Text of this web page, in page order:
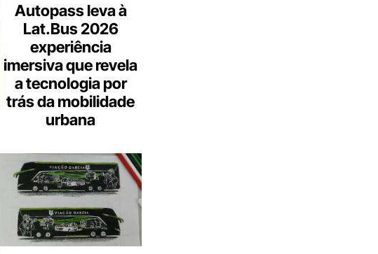
Autopass leva à
Lat.Bus 2026
experiência
imersiva que revela
a tecnologia por
trás da mobilidade
urbana